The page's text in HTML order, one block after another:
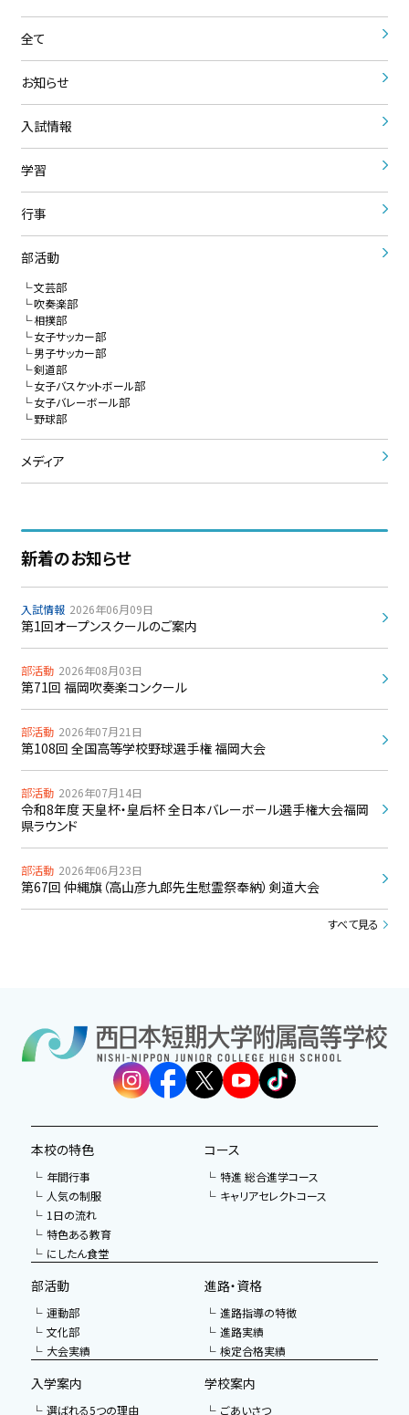
全て
お知らせ
入試情報
学習
行事
部活動
文芸部
吹奏楽部
相撲部
女子サッカー部
男子サッカー部
剣道部
女子バスケットボール部
女子バレーボール部
野球部
メディア
新着のお知らせ
入試情報 2026年06月09日
第1回オープンスクールのご案内
部活動 2026年08月03日
第71回 福岡吹奏楽コンクール
部活動 2026年07月21日
第108回 全国高等学校野球選手権 福岡大会
部活動 2026年07月14日
令和8年度 天皇杯・皇后杯 全日本バレーボール選手権大会福岡
県ラウンド
部活動 2026年06月23日
第67回 仲縄旗（高山彦九郎先生慰霊祭奉納）剣道大会
すべて見る
本校の特色
年間行事
人気の制服
1日の流れ
特色ある教育
にしたん食堂
コース
特進 総合進学コース
キャリアセレクトコース
部活動
運動部
文化部
大会実績
進路・資格
進路指導の特徴
進路実績
検定合格実績
入学案内
選ばれる5つの理由
学校案内
ごあいさつ